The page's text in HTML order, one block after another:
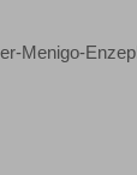
Menigo-